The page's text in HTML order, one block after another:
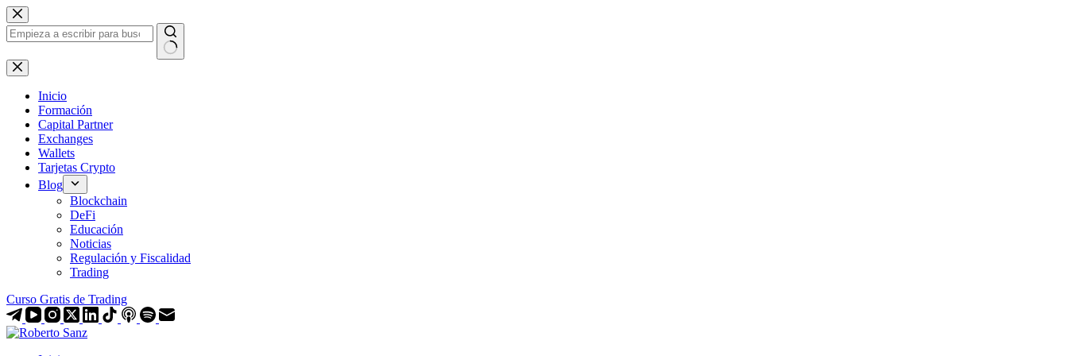
Saltar
al
contenido
Sin
resultados
Inicio
Formación
Capital Partner
Exchanges
Wallets
Tarjetas Crypto
Blog
Blockchain
DeFi
Educación
Noticias
Regulación y Fiscalidad
Trading
Curso Gratis de Trading